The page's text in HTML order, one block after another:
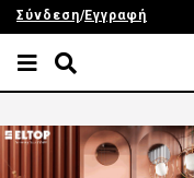
Σύνδεση/Εγγραφή